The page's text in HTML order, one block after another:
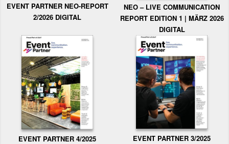
EVENT PARTNER NEO-REPORT
2/2026 DIGITAL
NEO – LIVE COMMUNICATION
REPORT EDITION 1 | MÄRZ 2026
DIGITAL
EVENT PARTNER 4/2025 EVENT PARTNER 3/2025